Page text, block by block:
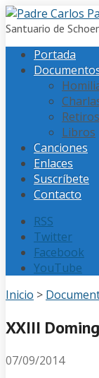
Santuario de
Portada
Retiros
Libros
Canciones
Enlaces
Suscríbete
Contacto
RSS
Twitter
Facebook
YouTube
Inicio >
XXIII
07/09/2014